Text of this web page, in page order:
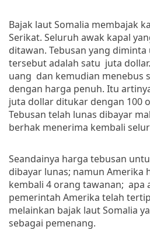
Bajak laut Somalia membajak
Serikat. Seluruh awak kapal
ditawan. Tebusan yang
tersebut adalah satu juta
uang dan kemudian menebus
dengan harga penuh. Itu
juta dollar ditukar dengan 100
Tebusan telah lunas dibayar
berhak menerima kembali
Seandainya harga tebusan
dibayar lunas; namun Amerika
kembali 4 orang tawanan; apa
pemerintah Amerika telah
melainkan bajak laut Somalia
sebagai pemenang.